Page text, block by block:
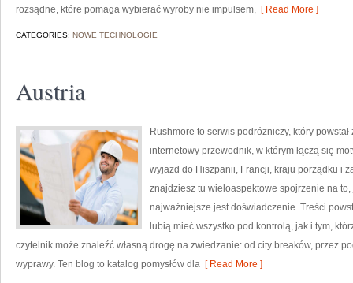
rozsądne, które pomaga wybierać wyroby nie impulsem, [ Read More ]
CATEGORIES: NOWE TECHNOLOGIE
Austria
Rushmore to serwis podróżniczy, który
internetowy przewodnik, w którym łączą się
wyjazd do Hiszpanii, Francji, kraju porządku i
znajdziesz tu wieloaspektowe spojrzenie na
najważniejsze jest doświadczenie. Treści
lubią mieć wszystko pod kontrolą, jak i tym,
czytelnik może znaleźć własną drogę na zwiedzanie: od city breaków, przez
wyprawy. Ten blog to katalog pomysłów dla [ Read More ]